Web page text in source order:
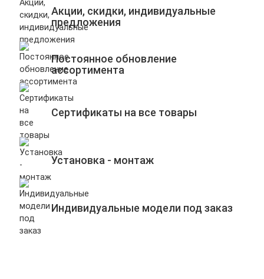
Акции, скидки, индивидуальные
предложения
Постоянное обновление
ассортимента
Сертификаты на все товары
Установка - монтаж
Индивидуальные модели под заказ